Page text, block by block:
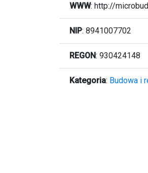
WWW: http://
NIP: 8941007702
REGON: 930424148
Kategoria: Budowa i